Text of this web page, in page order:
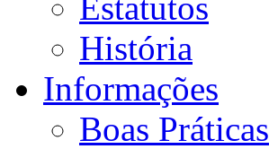
História
Informações
Boas Práticas